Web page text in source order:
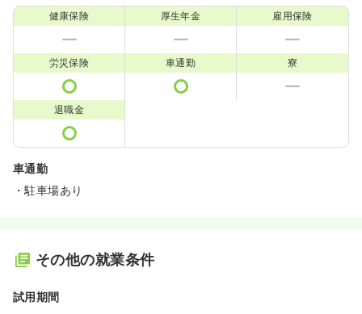
健康保険 厚生年金 雇用保険
労災保険 車通勤 寮
退職金
車通勤
・駐車場あり
その他の就業条件
試用期間